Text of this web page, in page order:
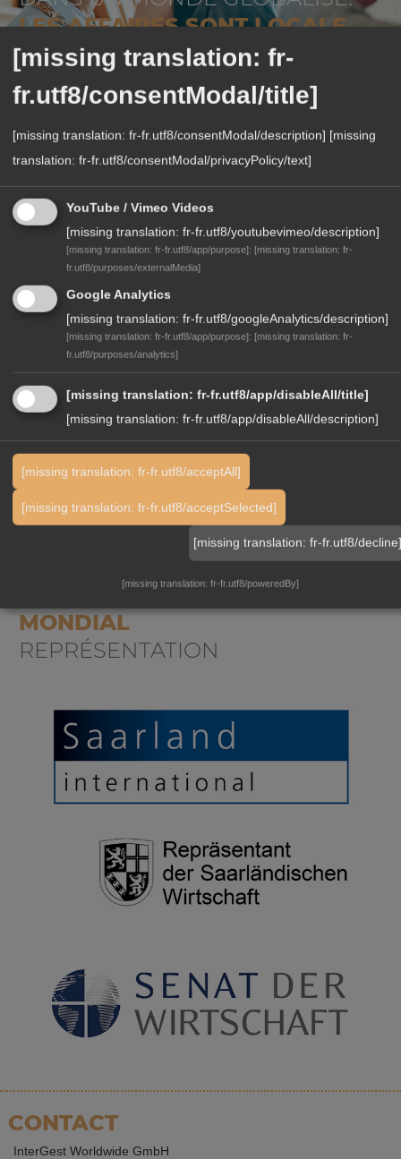
LES AFFAIRES SONT LOCALE
VOTRE CONTACT AU SIÈGE SOCIAL
Ulrike Anterist
Coordination internationale
Tél.
+49 681 5918 7812
ulrike.anterist
intergest.com
Langues:
MONDIAL
REPRÉSENTATION
CONTACT
InterGest Worldwide GmbH
[missing translation: fr-
fr.utf8/consentModal/title]
[missing translation: fr-fr.utf8/consentModal/description] [missing
translation: fr-fr.utf8/consentModal/privacyPolicy/text]
YouTube / Vimeo Videos
[missing translation: fr-fr.utf8/youtubevimeo/description]
[missing translation: fr-fr.utf8/app/purpose]: [missing translation: fr-
fr.utf8/purposes/externalMedia]
Google Analytics
[missing translation: fr-fr.utf8/googleAnalytics/description]
[missing translation: fr-fr.utf8/app/purpose]: [missing translation: fr-
fr.utf8/purposes/analytics]
[missing translation: fr-fr.utf8/app/disableAll/title]
[missing translation: fr-fr.utf8/app/disableAll/description]
[missing translation: fr-fr.utf8/acceptAll]
[missing translation: fr-fr.utf8/acceptSelected]
[missing translation: fr-fr.utf8/
[missing translation: fr-fr.utf8/poweredBy]